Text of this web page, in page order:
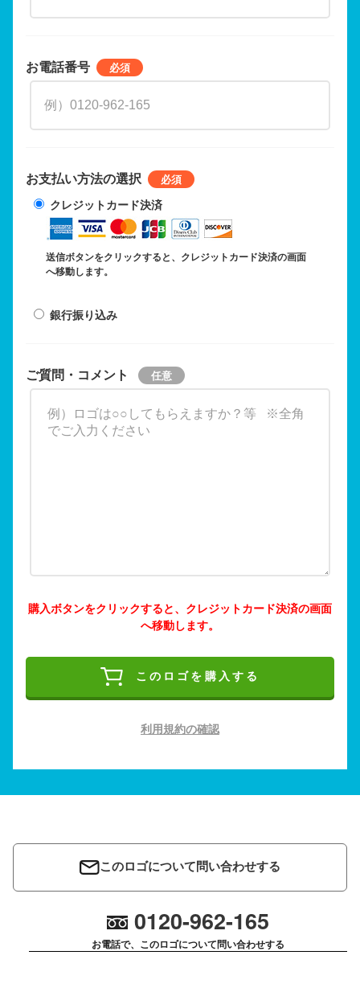
お電話番号
お支払い方法の選択
クレジットカード決済
送信ボタンをクリックすると、クレジットカード決済の画面
へ移動します。
銀行振り込み
ご質問・コメント
購入ボタンをクリックすると、クレジットカード決済の画面
へ移動します。
このロゴを購入する
利用規約の確認
このロゴについて問い合わせする
0120-962-165
お電話で、このロゴについて問い合わせする